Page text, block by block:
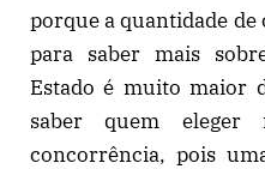
porque a quantidade
para saber mais
Estado é muito maior
saber quem
concorrência, pois